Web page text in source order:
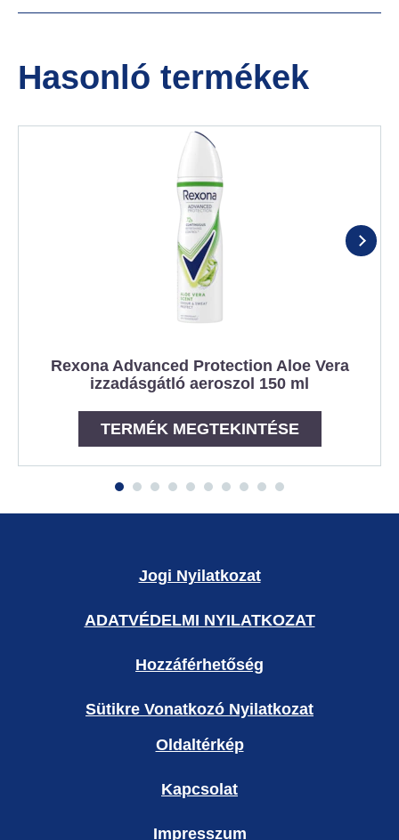
Hasonló termékek
Rexona Advanced Protection Aloe Vera
izzadásgátló aeroszol 150 ml
TERMÉK MEGTEKINTÉSE
Jogi Nyilatkozat
ADATVÉDELMI NYILATKOZAT
Hozzáférhetőség
Sütikre Vonatkozó Nyilatkozat
Oldaltérkép
Kapcsolat
Impresszum